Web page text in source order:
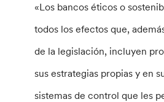
«Los bancos éticos o
todos los efectos que,
de la legislación, incluyen
sus estrategias propias y en
sistemas de control que les